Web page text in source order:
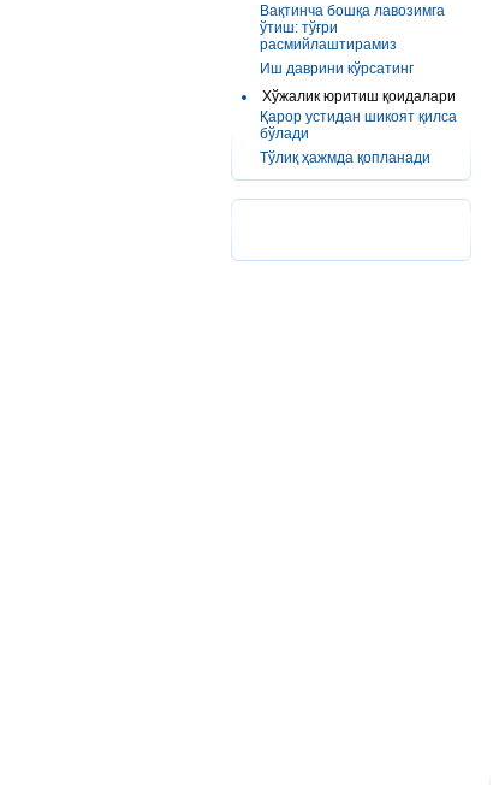
Вақтинча бошқа лавозимга
ўтиш: тўғри
расмийлаштирамиз
Иш даврини кўрсатинг
Хўжалик юритиш қоидалари
Қарор устидан шикоят қилса
бўлади
Тўлиқ ҳажмда қопланади